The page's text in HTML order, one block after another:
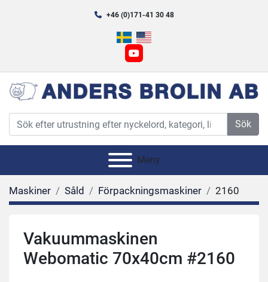
+46 (0)171-41 30 48
youtube
Sök
Meny
Maskiner Såld Förpackningsmaskiner 2160
Vakuummaskinen
Webomatic 70x40cm #2160